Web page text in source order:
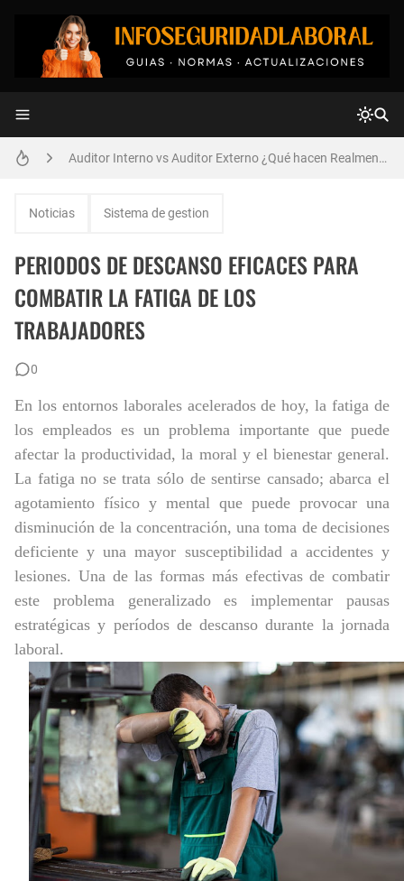
ANÁLISIS DE TRABAJO SEGURO ATS : FORMATO Y EJEMPLO
Auditor Interno vs Auditor Externo ¿Qué hacen Realmente ? | La Verdad Detrás de los Sistemas de Gestión
Trabajos del Futuro según el Foro Económico Mundial
¿ Miedo a la auditoría externa? No corras…😰 Esta automatización te va a encantar ⚙️🤖
Noticias Sistema de gestion
PERIODOS DE DESCANSO EFICACES PARA
COMBATIR LA FATIGA DE LOS
TRABAJADORES
0
En los entornos laborales acelerados de hoy, la fatiga de
los empleados es un problema importante que puede
afectar la productividad, la moral y el bienestar general.
La fatiga no se trata sólo de sentirse cansado; abarca el
agotamiento físico y mental que puede provocar una
disminución de la concentración, una toma de decisiones
deficiente y una mayor susceptibilidad a accidentes y
lesiones. Una de las formas más efectivas de combatir
este problema generalizado es implementar pausas
estratégicas y períodos de descanso durante la jornada
laboral.